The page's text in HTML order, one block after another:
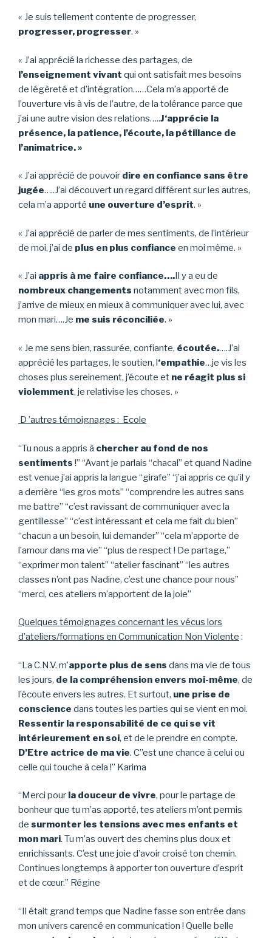
« Je suis tellement contente de progresser,
progresser, progresser. »
« J’ai apprécié la richesse des partages, de
l’enseignement vivant qui ont satisfait mes besoins
de légèreté et d’intégration……Cela m’a apporté de
l’ouverture vis à vis de l’autre, de la tolérance parce que
j’ai une autre vision des relations…..J‘apprécie la
présence, la patience, l’écoute, la pétillance de
l’animatrice. »
« J’ai apprécié de pouvoir dire en confiance sans être
jugée…..J’ai découvert un regard différent sur les autres,
cela m’a apporté une ouverture d’esprit. »
« J’ai apprécié de parler de mes sentiments, de l’intérieur
de moi, j’ai de plus en plus confiance en moi même. »
« J’ai appris à me faire confiance….Il y a eu de
nombreux changements notamment avec mon fils,
j’arrive de mieux en mieux à communiquer avec lui, avec
mon mari….Je me suis réconciliée. »
« Je me sens bien, rassurée, confiante, écoutée.….J’ai
apprécié les partages, le soutien, l‘empathie…je vis les
choses plus sereinement, j’écoute et ne réagit plus si
violemment, je relativise les choses. »
D ’autres témoignages : Ecole
“Tu nous a appris à chercher au fond de nos
sentiments !” “Avant je parlais “chacal” et quand Nadine
est venue j’ai appris la langue “girafe” “j’ai appris ce qu’il y
a derrière “les gros mots” “comprendre les autres sans
me battre” “c’est ravissant de communiquer avec la
gentillesse” “c’est intéressant et cela me fait du bien”
“chacun a un besoin, lui demander” “cela m’apporte de
l’amour dans ma vie” “plus de respect ! De partage,”
“exprimer mon talent” “atelier fascinant” “les autres
classes n’ont pas Nadine, c’est une chance pour nous”
“merci, ces ateliers m’apportent de la joie”
Quelques témoignages concernant les vécus lors
d’ateliers/formations en Communication Non Violente :
“La C.N.V. m’apporte plus de sens dans ma vie de tous
les jours, de la compréhension envers moi-même, de
l’écoute envers les autres. Et surtout, une prise de
conscience dans toutes les parties qui se vient en moi.
Ressentir la responsabilité de ce qui se vit
intérieurement en soi, et de le prendre en compte.
D’Etre actrice de ma vie. C”est une chance à celui ou
celle qui touche à cela !” Karima
“Merci pour la douceur de vivre, pour le partage de
bonheur que tu m’as apporté, tes ateliers m’ont permis
de surmonter les tensions avec mes enfants et
mon mari. Tu m’as ouvert des chemins plus doux et
enrichissants. C’est une joie d’avoir croisé ton chemin.
Continues longtemps à apporter ton ouverture d’esprit
et de cœur.” Régine
“Il était grand temps que Nadine fasse son entrée dans
mon univers carencé en communication ! Quelle belle